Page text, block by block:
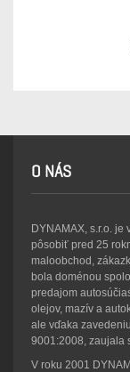
O NÁS
DYNAMAX, s.r.o.
pôsobiť pred 25
maloobchod,
bola doménou
predajom
olejov, mazív a
ale vďaka
9001:2008, zaujala
V roku 2001